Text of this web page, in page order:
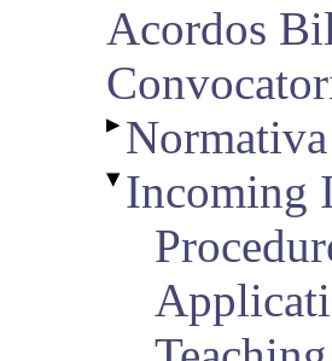
Acordos
▶
▼ Incoming